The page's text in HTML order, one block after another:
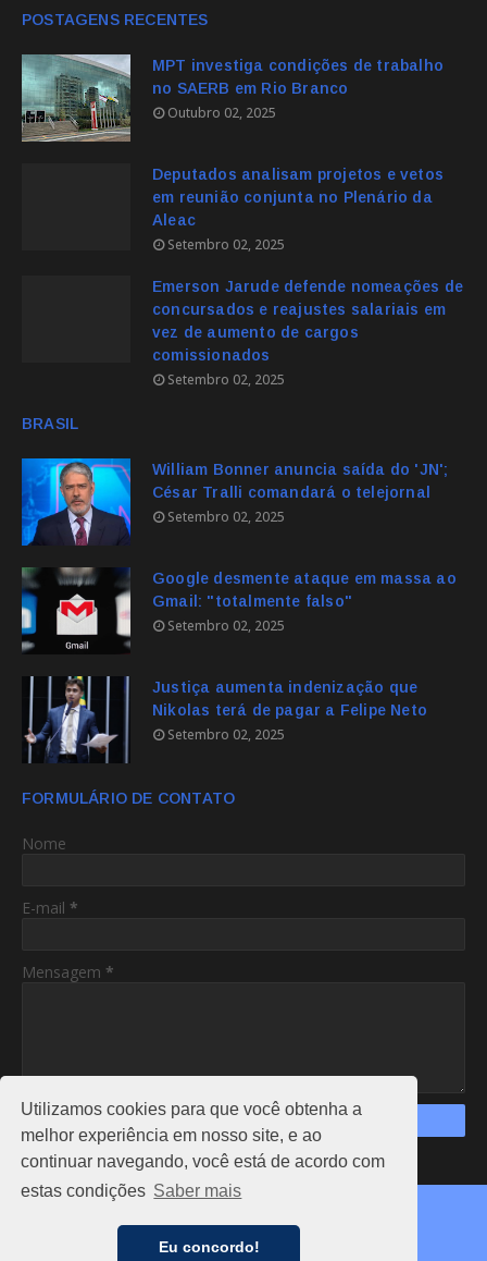
Utilizamos cookies para que você obtenha a
melhor experiência em nosso site, e ao
continuar navegando, você está de acordo com
estas condições Saber mais
Eu concordo!
POSTAGENS RECENTES
MPT investiga condições de trabalho
no SAERB em Rio Branco
Outubro 02, 2025
Deputados analisam projetos e vetos
em reunião conjunta no Plenário da
Aleac
Setembro 02, 2025
Emerson Jarude defende nomeações de
concursados e reajustes salariais em
vez de aumento de cargos
comissionados
Setembro 02, 2025
BRASIL
William Bonner anuncia saída do 'JN';
César Tralli comandará o telejornal
Setembro 02, 2025
Google desmente ataque em massa ao
Gmail: "totalmente falso"
Setembro 02, 2025
Justiça aumenta indenização que
Nikolas terá de pagar a Felipe Neto
Setembro 02, 2025
FORMULÁRIO DE CONTATO
Nome
E-mail *
Mensagem *
https://www.am24hs.com/
NOTÍCIAS FALE CONOSCO